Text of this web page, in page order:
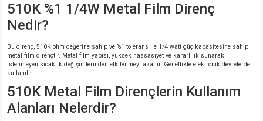
510K %1 1/4W Metal Film Direnç
Nedir?
Bu direnç, 510K ohm değerine sahip ve %1 tolerans ile 1/4 watt güç kapasitesine sahip
metal film dirençtir. Metal film yapısı, yüksek hassasiyet ve kararlılık sunarak
istenmeyen sıcaklık değişimlerinden etkilenmeyi azaltır. Genellikle elektronik devrelerde
kullanılır.
510K Metal Film Dirençlerin Kullanım
Alanları Nelerdir?